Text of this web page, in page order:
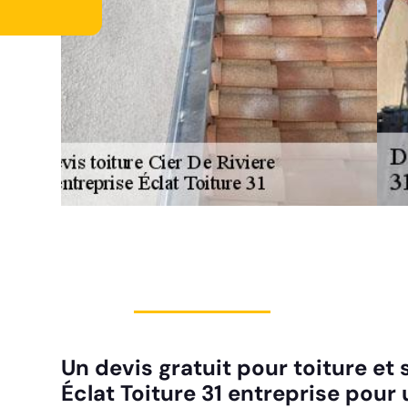
Un devis gratuit pour toiture et
Éclat Toiture 31 entreprise